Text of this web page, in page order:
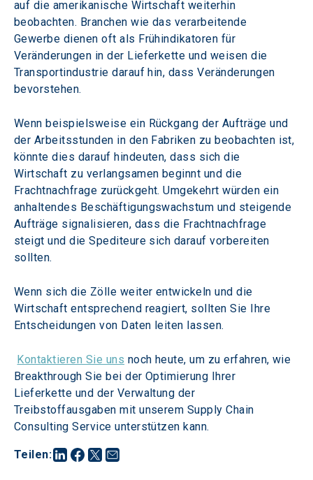
Teilen:
auf die amerikanische Wirtschaft weiterhin
beobachten. Branchen wie das verarbeitende
Gewerbe dienen oft als Frühindikatoren für
Veränderungen in der Lieferkette und weisen die
Transportindustrie darauf hin, dass Veränderungen
bevorstehen.
Wenn beispielsweise ein Rückgang der Aufträge und
der Arbeitsstunden in den Fabriken zu beobachten ist,
könnte dies darauf hindeuten, dass sich die
Wirtschaft zu verlangsamen beginnt und die
Frachtnachfrage zurückgeht. Umgekehrt würden ein
anhaltendes Beschäftigungswachstum und steigende
Aufträge signalisieren, dass die Frachtnachfrage
steigt und die Spediteure sich darauf vorbereiten
sollten.
Wenn sich die Zölle weiter entwickeln und die
Wirtschaft entsprechend reagiert, sollten Sie Ihre
Entscheidungen von Daten leiten lassen.
Kontaktieren Sie uns noch heute, um zu erfahren, wie
Breakthrough Sie bei der Optimierung Ihrer
Lieferkette und der Verwaltung der
Treibstoffausgaben mit unserem Supply Chain
Consulting Service unterstützen kann.